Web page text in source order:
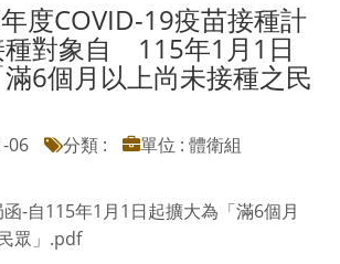
度COVID-19疫苗接種計
種對象自 115年1月1日
6個月以上尚未接種之民
06 分類 :
單位 : 體衛組
-自115年1月1日起擴大為「滿6個月
眾」.pdf